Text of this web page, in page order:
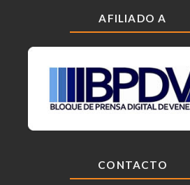
AFILIADO A
CONTACTO